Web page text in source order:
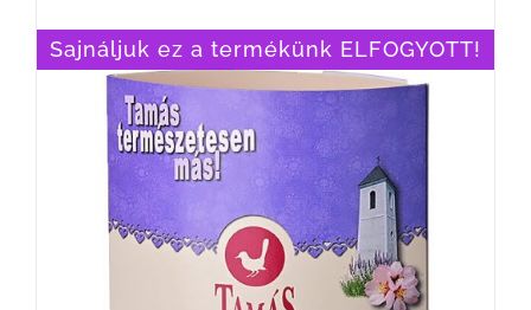
Sajnáljuk ez a termékünk ELFOGYOTT!